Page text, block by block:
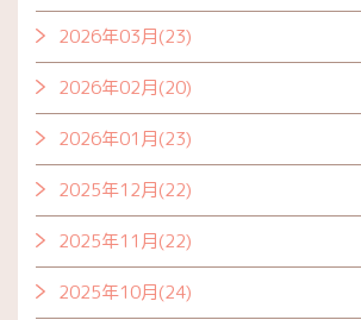
2026年03月(23)
2026年02月(20)
2026年01月(23)
2025年12月(22)
2025年11月(22)
2025年10月(24)